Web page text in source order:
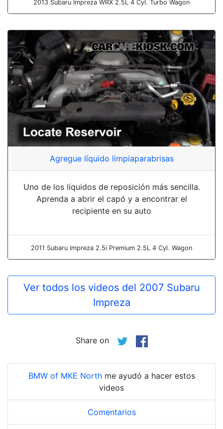
2013 Subaru Impreza WRX 2.5L 4 Cyl. Turbo Wagon
Agregue líquido limpiaparabrisas
Uno de los líquidos de reposición más sencilla.
Aprenda a abrir el capó y a encontrar el
recipiente en su auto
2011 Subaru Impreza 2.5i Premium 2.5L 4 Cyl. Wagon
Ver todos los videos del 2007 Subaru
Impreza
Share on
BMW of MKE Northme ayudó a hacer estos
videos
Comentarios